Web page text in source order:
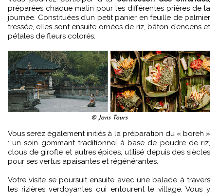
préparées chaque matin pour les différentes prières de la
journée. Constituées d’un petit panier en feuille de palmier
tressée, elles sont ensuite ornées de riz, bâton d’encens et
pétales de fleurs colorés.
© Jans Tours
Vous serez également initiés à la préparation du « boreh »
: un soin gommant traditionnel à base de poudre de riz,
clous de girofle et autres épices, utilisé depuis des siècles
pour ses vertus apaisantes et régénérantes.
Votre visite se poursuit ensuite avec une balade à travers
les rizières verdoyantes qui entourent le village. Vous y